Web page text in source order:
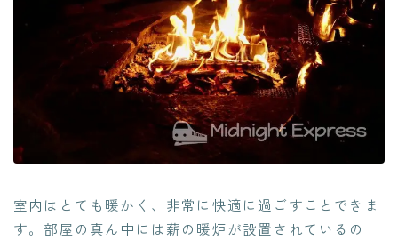
室内はとても暖かく、非常に快適に過ごすことできま
す。部屋の真ん中には薪の暖炉が設置されているの